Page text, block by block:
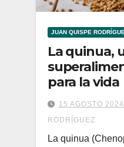
JUAN QUISPE
La quinua,
para la vida
15 AGOSTO 2024
RODRÍGUEZ
La quinua